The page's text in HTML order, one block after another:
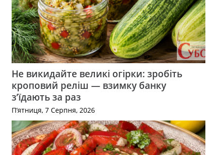
Не викидайте великі огірки: зробіть
кроповий реліш — взимку банку
з’їдають за раз
П’ятниця, 7 Серпня, 2026